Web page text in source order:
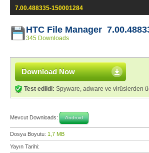
7.00.488335-150001284
HTC File Manager
345 Downloads
Download Now
Test edildi: Spyware, adware ve virüslerden
Mevcut Downloads: Android
Dosya Boyutu: 1,7 MB
Yayın Tarihi: